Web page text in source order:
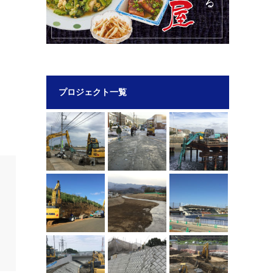
プロジェクト一覧